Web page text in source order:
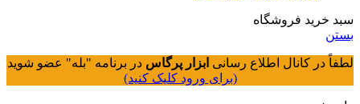
سبد خرید فروشگاه
بستن
لطفاً در کانال اطلاع رسانی ابزار پرگاس در برنامه "بله" عضو شوید
(برای ورود کلیک کنید)